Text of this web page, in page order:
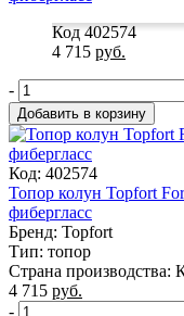
Код 402574
4 715 руб.
-
Добавить в корзину
Код: 402574
Топор колун Topfort
фибергласс
Бренд: Topfort
Тип: топор
Страна производства:
4 715 руб.
-